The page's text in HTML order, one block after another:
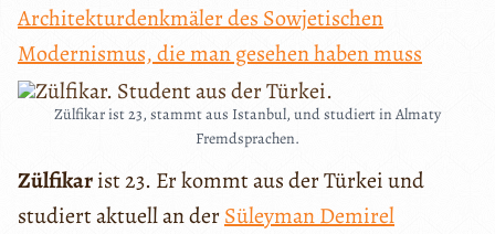
Architekturdenkmäler des Sowjetischen
Modernismus, die man gesehen haben muss
Zülfikar ist 23, stammt aus Istanbul, und studiert in Almaty
Fremdsprachen.
Zülfikarist 23. Er kommt aus der Türkei und
studiert aktuell an derSüleyman Demirel